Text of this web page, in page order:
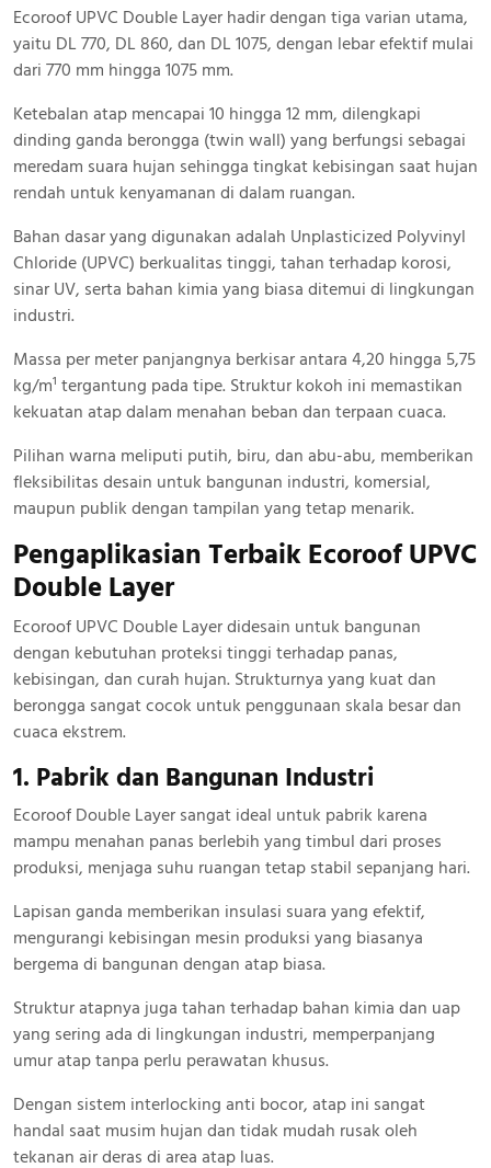
Ecoroof UPVC Double Layer hadir dengan tiga varian utama,
yaitu DL 770, DL 860, dan DL 1075, dengan lebar efektif mulai
dari 770 mm hingga 1075 mm.
Ketebalan atap mencapai 10 hingga 12 mm, dilengkapi
dinding ganda berongga (twin wall) yang berfungsi sebagai
meredam suara hujan sehingga tingkat kebisingan saat hujan
rendah untuk kenyamanan di dalam ruangan.
Bahan dasar yang digunakan adalah Unplasticized Polyvinyl
Chloride (UPVC) berkualitas tinggi, tahan terhadap korosi,
sinar UV, serta bahan kimia yang biasa ditemui di lingkungan
industri.
Massa per meter panjangnya berkisar antara 4,20 hingga 5,75
kg/m¹ tergantung pada tipe. Struktur kokoh ini memastikan
kekuatan atap dalam menahan beban dan terpaan cuaca.
Pilihan warna meliputi putih, biru, dan abu-abu, memberikan
fleksibilitas desain untuk bangunan industri, komersial,
maupun publik dengan tampilan yang tetap menarik.
Pengaplikasian Terbaik Ecoroof UPVC
Double Layer
Ecoroof UPVC Double Layer didesain untuk bangunan
dengan kebutuhan proteksi tinggi terhadap panas,
kebisingan, dan curah hujan. Strukturnya yang kuat dan
berongga sangat cocok untuk penggunaan skala besar dan
cuaca ekstrem.
1. Pabrik dan Bangunan Industri
Ecoroof Double Layer sangat ideal untuk pabrik karena
mampu menahan panas berlebih yang timbul dari proses
produksi, menjaga suhu ruangan tetap stabil sepanjang hari.
Lapisan ganda memberikan insulasi suara yang efektif,
mengurangi kebisingan mesin produksi yang biasanya
bergema di bangunan dengan atap biasa.
Struktur atapnya juga tahan terhadap bahan kimia dan uap
yang sering ada di lingkungan industri, memperpanjang
umur atap tanpa perlu perawatan khusus.
Dengan sistem interlocking anti bocor, atap ini sangat
handal saat musim hujan dan tidak mudah rusak oleh
tekanan air deras di area atap luas.